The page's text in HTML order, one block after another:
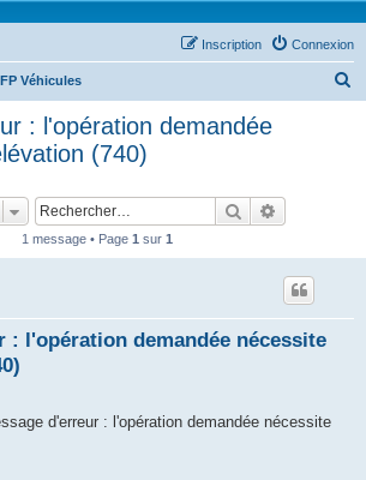
Connexion
Inscription
FP Véhicules
: l'opération demandée
(740)
Rechercher
1 message • Page 1 sur 1
: l'opération demandée nécessite
d'erreur : l'opération demandée nécessite